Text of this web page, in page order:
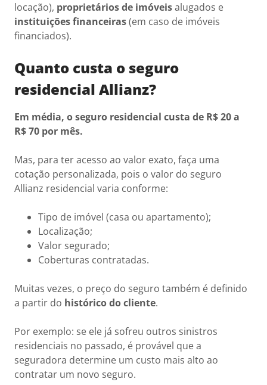
locação), proprietários de imóveisalugados e
instituições financeiras(em caso de imóveis
financiados).
Quanto custa o seguro
residencial Allianz?
Em média, o seguro residencial custa de R$ 20 a
R$ 70 por mês.
Mas, para ter acesso ao valor exato, faça uma
cotação personalizada, pois o valor do seguro
Allianz residencial varia conforme:
Tipo de imóvel (casa ou apartamento);
Localização;
Valor segurado;
Coberturas contratadas.
Muitas vezes, o preço do seguro também é definido
a partir do histórico do cliente.
Por exemplo: se ele já sofreu outros sinistros
residenciais no passado, é provável que a
seguradora determine um custo mais alto ao
contratar um novo seguro.